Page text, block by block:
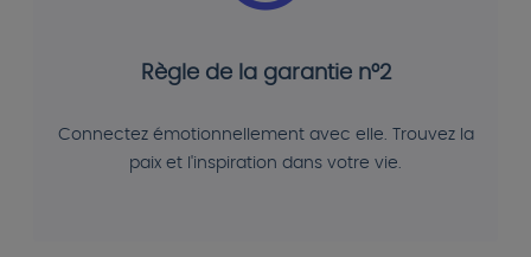
Règle de la garantie n°2
Connectez émotionnellement avec elle. Trouvez la
paix et l'inspiration dans votre vie.